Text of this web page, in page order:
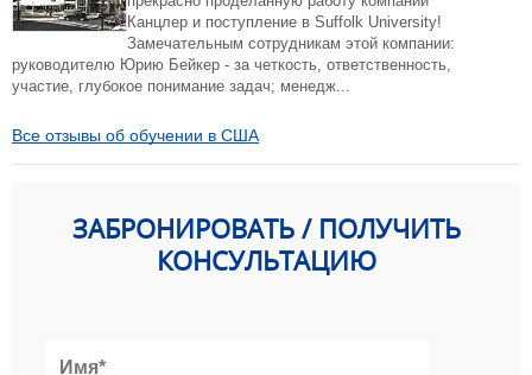
Канцлер и поступление в Suffolk University!
Замечательным сотрудникам этой компании:
руководителю Юрию Бейкер - за четкость, ответственность,
участие, глубокое понимание задач; менедж...
Все отзывы об обучении в США
ЗАБРОНИРОВАТЬ / ПОЛУЧИТЬ
КОНСУЛЬТАЦИЮ